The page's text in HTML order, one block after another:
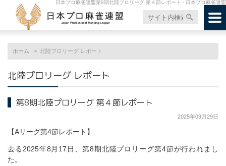
日本プロ麻雀連盟第8期北陸プロリーグ 第４節レポート - 日本プロ麻雀連盟
ホーム 北陸プロリーグ レポート
北陸プロリーグ レポート
第8期北陸プロリーグ 第４節レポート
2025年09月29日
【Aリーグ第4節レポート】
去る2025年8月17日、第8期北陸プロリーグ第4節が行われまし
た。